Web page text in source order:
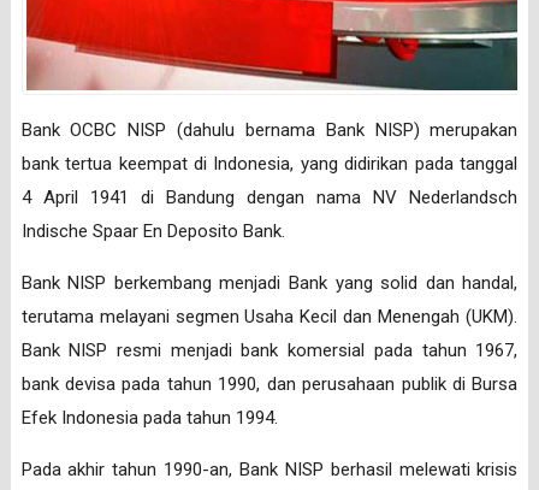
Bank OCBC NISP (dahulu bernama Bank NISP) merupakan
bank tertua keempat di Indonesia, yang didirikan pada tanggal
4 April 1941 di Bandung dengan nama NV Nederlandsch
Indische Spaar En Deposito Bank.
Bank NISP berkembang menjadi Bank yang solid dan handal,
terutama melayani segmen Usaha Kecil dan Menengah (UKM).
Bank NISP resmi menjadi bank komersial pada tahun 1967,
bank devisa pada tahun 1990, dan perusahaan publik di Bursa
Efek Indonesia pada tahun 1994.
Pada akhir tahun 1990-an, Bank NISP berhasil melewati krisis